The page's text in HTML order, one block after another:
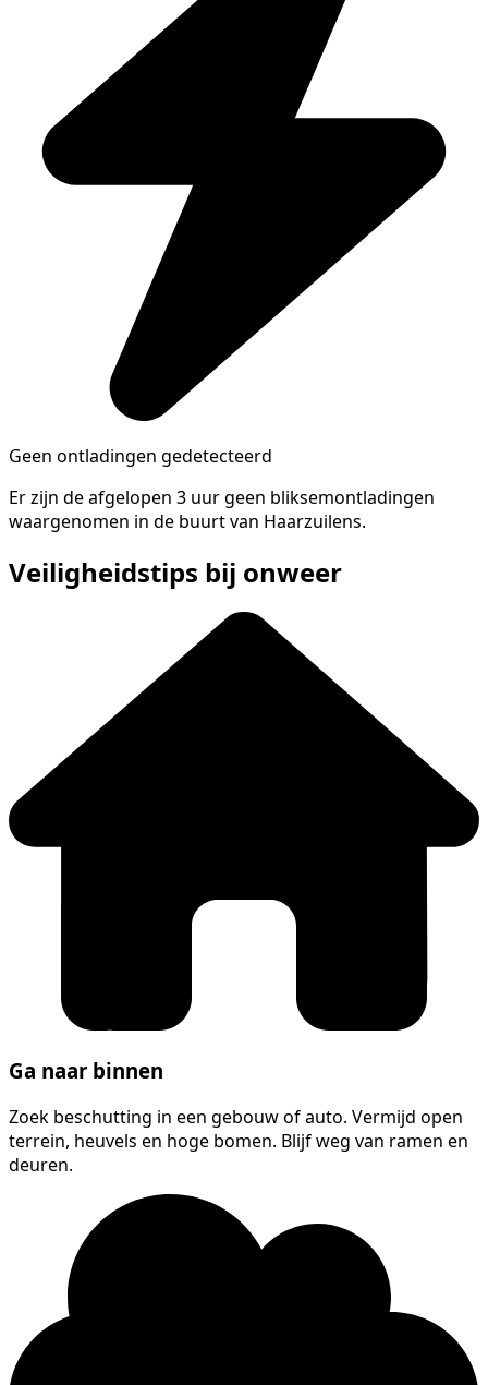
Geen ontladingen gedetecteerd
Er zijn de afgelopen 3 uur geen bliksemontladingen
waargenomen in de buurt van Haarzuilens.
Veiligheidstips bij onweer
Ga naar binnen
Zoek beschutting in een gebouw of auto. Vermijd open
terrein, heuvels en hoge bomen. Blijf weg van ramen en
deuren.